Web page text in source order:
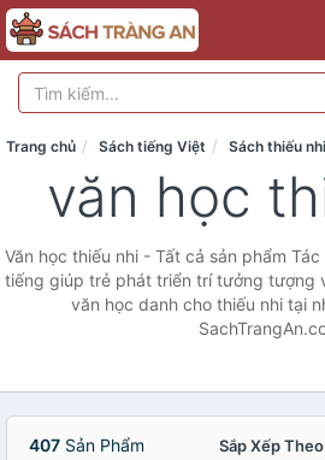
Trang chủ Sách tiếng Việt Sách thiếu nhi
văn học
Văn học thiếu nhi - Tất cả sản phẩm
tiếng giúp trẻ phát triển trí tưởng tượng
văn học danh cho thiếu nhi tại
407 Sản Phẩm Sắp Xếp Theo